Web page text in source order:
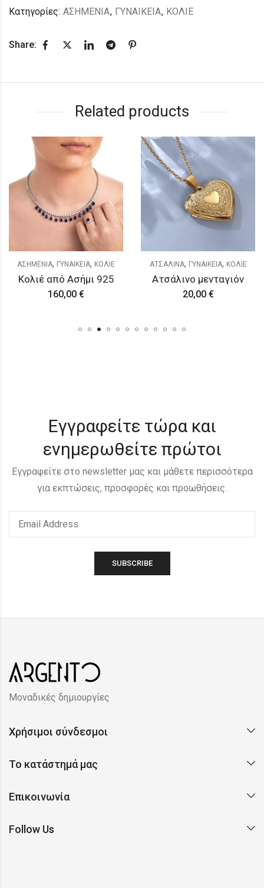
Κατηγορίες: ΑΣΗΜΕΝΙΑ, ΓΥΝΑΙΚΕΙΑ, ΚΟΛΙΕ
Share:
Related products
ΑΣΗΜΕΝΙΑ,ΓΥΝΑΙΚΕΙΑ,ΚΟΛΙΕ
Κολιέ από Ασήμι 925
160,00€
ΑΤΣΑΛΙΝΑ,ΓΥΝΑΙΚΕΙΑ,ΚΟΛΙΕ
Ατσάλινο μενταγιόν
20,00€
Εγγραφείτε τώρα και
ενημερωθείτε πρώτοι
Εγγραφείτε στο newsletter μας και μάθετε περισσότερα
για εκπτώσεις, προσφορές και προωθήσεις.
Μοναδικές δημιουργίες
Χρήσιμοι σύνδεσμοι
Το κατάστημά μας
Επικοινωνία
Follow Us